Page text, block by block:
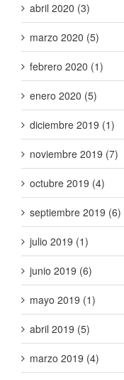
abril 2020 (3)
marzo 2020 (5)
febrero 2020 (1)
enero 2020 (5)
diciembre 2019 (1)
noviembre 2019 (7)
octubre 2019 (4)
septiembre 2019 (6)
julio 2019 (1)
junio 2019 (6)
mayo 2019 (1)
abril 2019 (5)
marzo 2019 (4)